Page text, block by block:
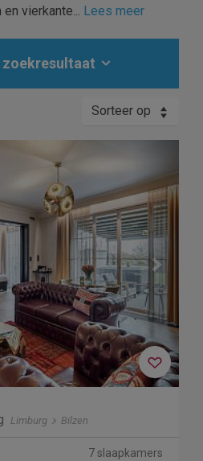
vierkante... Lees meer
Sorteer op
Limburg Bilzen
7 slaapkamers